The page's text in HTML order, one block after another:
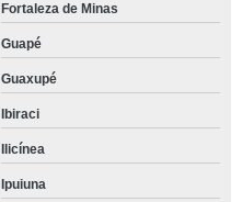
Fortaleza de Minas
Guapé
Guaxupé
Ibiraci
Ilicínea
Ipuiuna